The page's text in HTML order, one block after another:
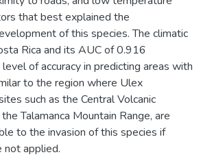
that best explained the
of this species. The climatic
Rica and its AUC of 0.916
of accuracy in predicting areas with
to the region where Ulex
such as the Central Volcanic
Talamanca Mountain Range, are
to the invasion of this species if
not applied.